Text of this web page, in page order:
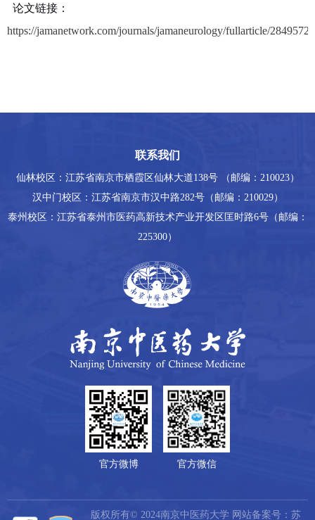
论文链接：
https://jamanetwork.com/journals/jamaneurology/fullarticle/2849572
联系我们
仙林校区：江苏省南京市栖霞区仙林大道138号 （邮编：210023）
汉中门校区：江苏省南京市汉中路282号（邮编：210029）
泰州校区：江苏省泰州市医药高新技术产业开发区匡时路6号（邮编：
225300）
官方微博 官方微信
版权所有© 2024南京中医药大学 网站备案号：苏